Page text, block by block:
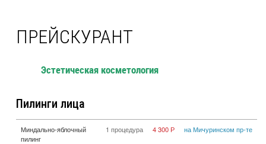
ПРЕЙСКУРАНТ
Эстетическая косметология
Пилинги лица
Миндально-яблочный
пилинг
1 процедура 4 300 Р на Мичуринском пр-те